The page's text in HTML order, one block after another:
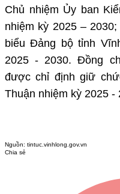
Chủ nhiệm Ủy ban
nhiệm kỳ 2025 –
biểu Đảng bộ tỉnh
2025 - 2030. Đồng
được chỉ định giữ
Thuận nhiệm kỳ 2025 -
Nguồn: tintuc.vinhlong.gov.vn
Chia sẻ